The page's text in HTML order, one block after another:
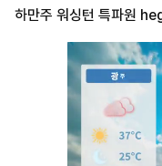
하만주 워싱턴 특파원